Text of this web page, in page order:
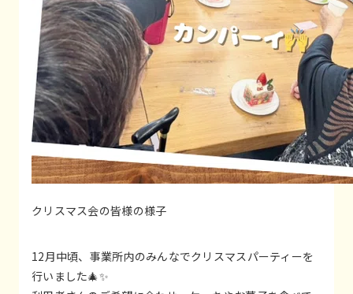
クリスマス会の皆様の様子
12月中頃、事業所内のみんなでクリスマスパーティーを
行いました🎄✨